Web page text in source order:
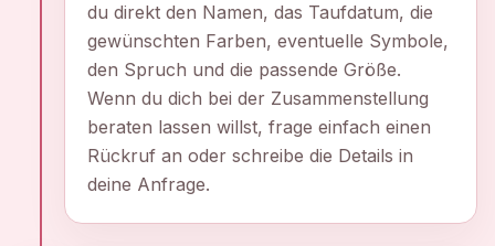
du direkt den Namen, das Taufdatum, die
gewünschten Farben, eventuelle Symbole,
den Spruch und die passende Größe.
Wenn du dich bei der Zusammenstellung
beraten lassen willst, frage einfach einen
Rückruf an oder schreibe die Details in
deine Anfrage.